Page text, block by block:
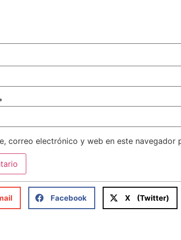
correo electrónico y web en este navegador
Facebook X (Twitter)